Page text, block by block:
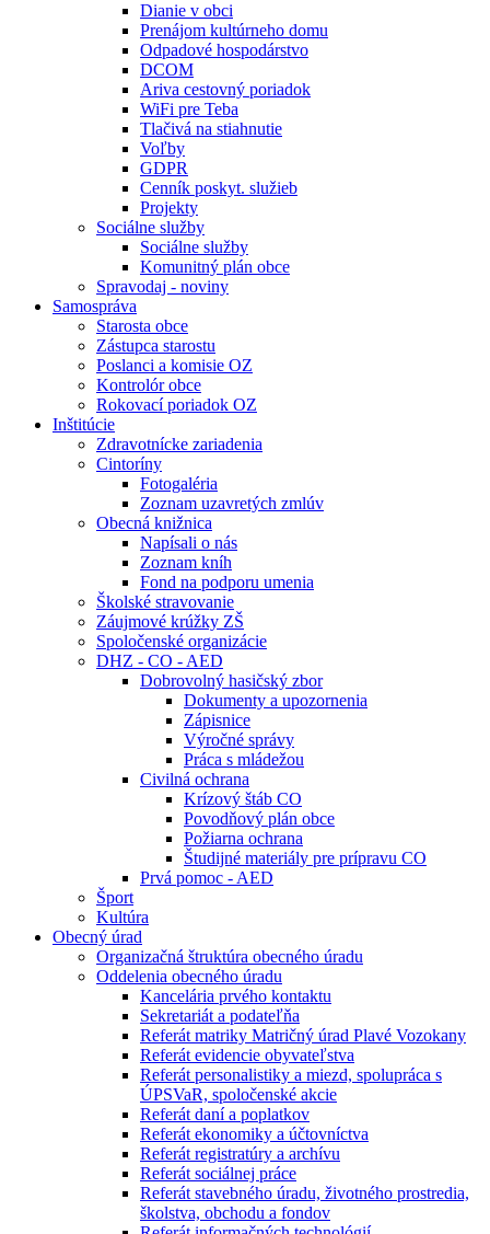
Dianie v obci
Prenájom kultúrneho domu
Odpadové hospodárstvo
DCOM
Ariva cestovný poriadok
WiFi pre Teba
Tlačivá na stiahnutie
Voľby
GDPR
Cenník poskyt. služieb
Projekty
Sociálne služby
Sociálne služby
Komunitný plán obce
Spravodaj - noviny
Samospráva
Starosta obce
Zástupca starostu
Poslanci a komisie OZ
Kontrolór obce
Rokovací poriadok OZ
Inštitúcie
Zdravotnícke zariadenia
Cintoríny
Fotogaléria
Zoznam uzavretých zmlúv
Obecná knižnica
Napísali o nás
Zoznam kníh
Fond na podporu umenia
Školské stravovanie
Záujmové krúžky ZŠ
Spoločenské organizácie
DHZ - CO - AED
Dobrovolný hasičský zbor
Dokumenty a upozornenia
Zápisnice
Výročné správy
Práca s mládežou
Civilná ochrana
Krízový štáb CO
Povodňový plán obce
Požiarna ochrana
Študijné materiály pre prípravu CO
Prvá pomoc - AED
Šport
Kultúra
Obecný úrad
Organizačná štruktúra obecného úradu
Oddelenia obecného úradu
Kancelária prvého kontaktu
Sekretariát a podateľňa
Referát matriky Matričný úrad Plavé Vozokany
Referát evidencie obyvateľstva
Referát personalistiky a miezd, spolupráca s
ÚPSVaR, spoločenské akcie
Referát daní a poplatkov
Referát ekonomiky a účtovníctva
Referát registratúry a archívu
Referát sociálnej práce
Referát stavebného úradu, životného prostredia,
školstva, obchodu a fondov